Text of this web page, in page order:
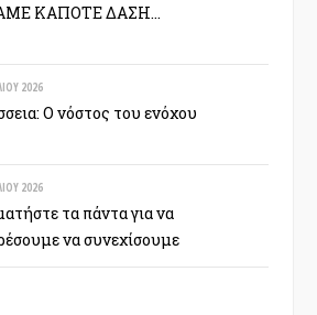
ΚΑΠΟΤΕ ΔΑΣΗ…
2026
Ο νόστος του ενόχου
2026
τα πάντα για να
να συνεχίσουμε